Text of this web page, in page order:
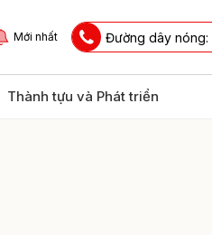
Mới nhất Đường dây nóng:
Thành tựu và Phát triển